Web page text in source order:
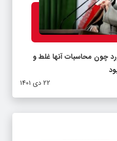
محاسبات آنها غلط و
22 دی 1401